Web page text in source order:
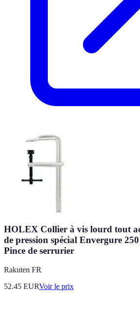
HOLEX Collier à vis lourd tout
de pression spécial Envergure
Pince de serrurier
Rakuten FR
52.45 EURVoir le prix